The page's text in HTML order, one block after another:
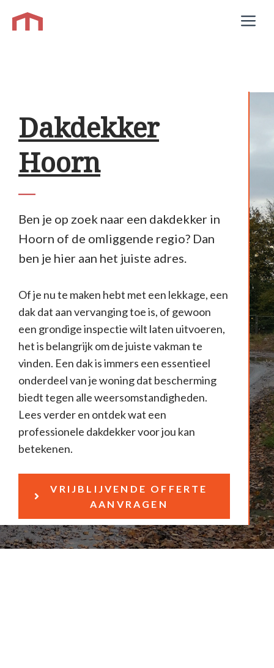
naar
Dakdekker
Hoorn
Ben je op zoek naar een dakdekker in
Hoorn of de omliggende regio? Dan
ben je hier aan het juiste adres.
Of je nu te maken hebt met een lekkage, een
dak dat aan vervanging toe is, of gewoon
een grondige inspectie wilt laten uitvoeren,
het is belangrijk om de juiste vakman te
vinden. Een dak is immers een essentieel
onderdeel van je woning dat bescherming
biedt tegen alle weersomstandigheden.
Lees verder en ontdek wat een
professionele dakdekker voor jou kan
betekenen.
VRIJBLIJVENDE OFFERTE
AANVRAGEN